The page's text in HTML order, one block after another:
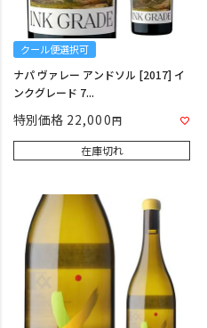
クール便選択可
ナパ ヴァレー アンドソル [2017] イ
ンクグレード 7...
特別価格 22,000
在庫切れ